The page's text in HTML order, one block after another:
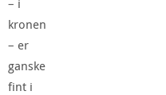
– i
kronen
– er
ganske
fint i